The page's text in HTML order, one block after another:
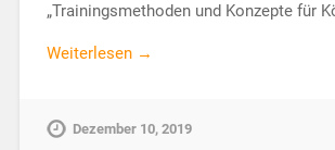
„Trainingsmethoden und Konzepte für
Weiterlesen →
Dezember 10, 2019